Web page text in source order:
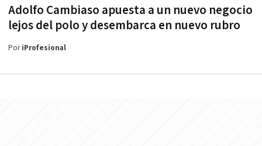
Adolfo Cambiaso apuesta a un nuevo negocio
lejos del polo y desembarca en nuevo rubro
PoriProfesional